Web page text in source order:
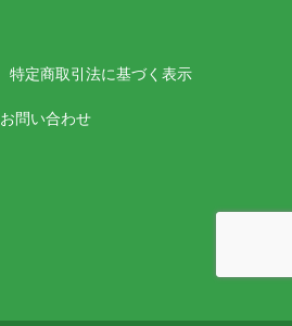
特定商取引法に基づく表示
お問い合わせ